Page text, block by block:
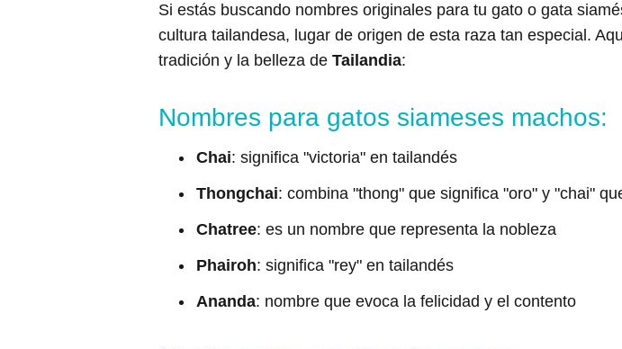
Si estás buscando nombres originales para tu gato o gata
cultura tailandesa, lugar de origen de esta raza tan especial.
tradición y la belleza de Tailandia:
Nombres para gatos siameses machos:
Chai: significa "victoria" en tailandés
Thongchai: combina "thong" que significa "oro" y "chai"
Chatree: es un nombre que representa la nobleza
Phairoh: significa "rey" en tailandés
Ananda: nombre que evoca la felicidad y el contento